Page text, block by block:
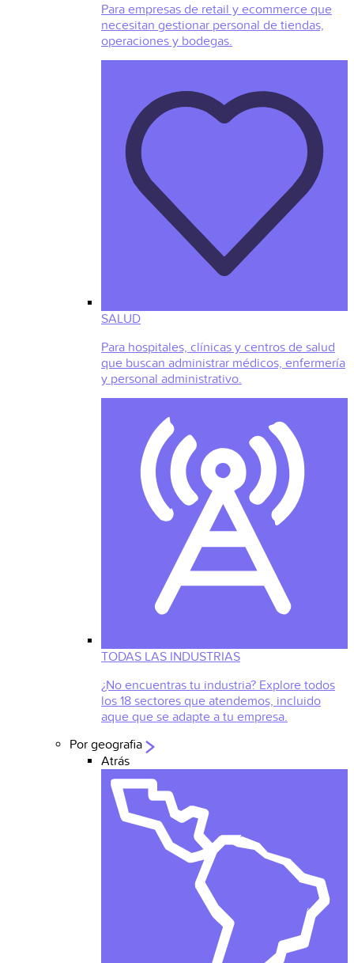
Para empresas de retail y ecommerce que
necesitan gestionar personal de tiendas,
operaciones y bodegas.
SALUD
Para hospitales, clínicas y centros de salud
que buscan administrar médicos, enfermería
y personal administrativo.
TODAS LAS INDUSTRIAS
¿No encuentras tu industria? Explore todos
los 18 sectores que atendemos, incluido
aque que se adapte a tu empresa.
Por geografia
Atrás